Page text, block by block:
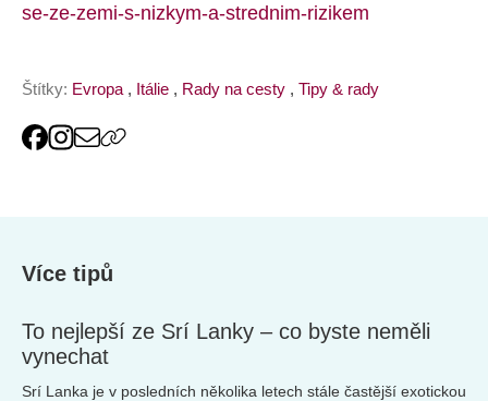
se-ze-zemi-s-nizkym-a-strednim-rizikem
Štítky: Evropa , Itálie , Rady na cesty , Tipy & rady
Více tipů
To nejlepší ze Srí Lanky – co byste neměli
vynechat
Srí Lanka je v posledních několika letech stále častější exotickou